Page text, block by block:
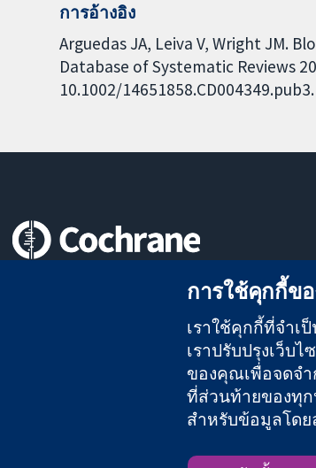
การอ้างอิง
Arguedas JA, Leiva V, Wright JM.
Database of Systematic Reviews
10.1002/14651858.CD004349.pub3.
The Cochrane Collaboration เป็นองค์กรการกุศล (
สงวนลิขสิทธิ์ © 2026 The Cochrane Collaboration
การใช้คุกกี้ขอ
เราใช้คุกกี้ที่จำเ
เราปรับปรุงเว็บ
ของคุณเพื่อจดจ
ที่ส่วนท้ายของทุ
สำหรับข้อมูลโดย